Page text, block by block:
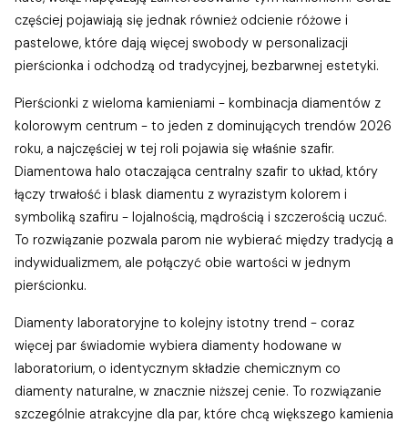
częściej pojawiają się jednak również odcienie różowe i
pastelowe, które dają więcej swobody w personalizacji
pierścionka i odchodzą od tradycyjnej, bezbarwnej estetyki.
Pierścionki z wieloma kamieniami - kombinacja diamentów z
kolorowym centrum - to jeden z dominujących trendów 2026
roku, a najczęściej w tej roli pojawia się właśnie szafir.
Diamentowa halo otaczająca centralny szafir to układ, który
łączy trwałość i blask diamentu z wyrazistym kolorem i
symboliką szafiru - lojalnością, mądrością i szczerością uczuć.
To rozwiązanie pozwala parom nie wybierać między tradycją a
indywidualizmem, ale połączyć obie wartości w jednym
pierścionku.
Diamenty laboratoryjne to kolejny istotny trend - coraz
więcej par świadomie wybiera diamenty hodowane w
laboratorium, o identycznym składzie chemicznym co
diamenty naturalne, w znacznie niższej cenie. To rozwiązanie
szczególnie atrakcyjne dla par, które chcą większego kamienia